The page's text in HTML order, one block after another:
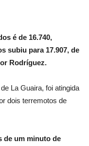
é de 16.740,
subiu para 17.907, de
Rodríguez.
La Guaira, foi atingida
dois terremotos de
de um minuto de